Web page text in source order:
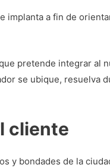
implanta a fin de
pretende integrar al
se ubique, resuelva
cliente
y bondades de la